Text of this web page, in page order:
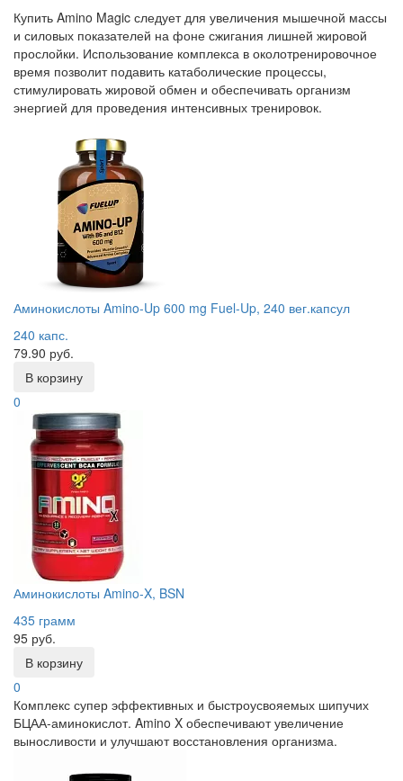
Купить Amino Magic следует для увеличения мышечной массы
и силовых показателей на фоне сжигания лишней жировой
прослойки. Использование комплекса в околотренировочное
время позволит подавить катаболические процессы,
стимулировать жировой обмен и обеспечивать организм
энергией для проведения интенсивных тренировок.
Аминокислоты Amino-Up 600 mg Fuel-Up, 240 вег.капсул
240 капс.
79.90 руб.
В корзину
0
Аминокислоты Amino-X, BSN
435 грамм
95 руб.
В корзину
0
Комплекс супер эффективных и быстроусвояемых шипучих
БЦАА-аминокислот. Amino X обеспечивают увеличение
выносливости и улучшают восстановления организма.